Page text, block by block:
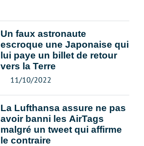
Un faux astronaute
escroque une Japonaise qui
lui paye un billet de retour
vers la Terre
11/10/2022
La Lufthansa assure ne pas
avoir banni les AirTags
malgré un tweet qui affirme
le contraire